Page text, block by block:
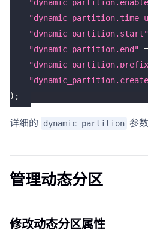
"dynamic_partition.start"
"dynamic_partition.end" =
) ;
详细的 dynamic_partition 参
管理动态分区
修改动态分区属性